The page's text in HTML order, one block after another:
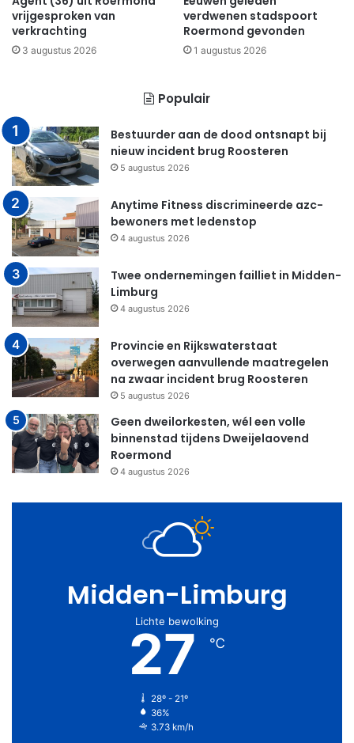
vrijgesproken van
verkrachting
3 augustus 2026
verdwenen stadspoort
Roermond gevonden
1 augustus 2026
Populair
Bestuurder aan de dood ontsnapt bij
nieuw incident brug Roosteren
5 augustus 2026
Anytime Fitness discrimineerde azc-
bewoners met ledenstop
4 augustus 2026
Twee ondernemingen failliet in Midden-
Limburg
4 augustus 2026
Provincie en Rijkswaterstaat
overwegen aanvullende maatregelen
na zwaar incident brug Roosteren
5 augustus 2026
Geen dweilorkesten, wél een volle
binnenstad tijdens Dweijelaovend
Roermond
4 augustus 2026
Midden-Limburg
Lichte bewolking
27 ℃
28º - 21º
36%
3.73 km/h